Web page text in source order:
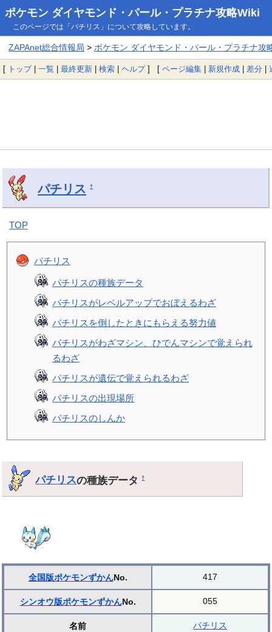
ポケモン ダイヤモンド・パール・プラチナ攻略Wiki
このページでは「パチリス」について攻略しています。
ZAPAnet総合情報局 > ポケモン ダイヤモンド・パール・プラチナ攻
[ トップ| 一覧 | 最終更新 | 検索 | ヘルプ] [ ページ編集 | 新規作成 | 差分 |
パチリス †
TOP
パチリス
パチリスの種族データ
パチリスがレベルアップでおぼえるわざ
パチリスを倒したときにもらえる努力値
パチリスがわざマシン、ひでんマシンで覚えられ
るわざ
パチリスが遺伝で覚えられるわざ
パチリスの出現場所
パチリスのしんか
パチリスの種族データ†
全国版ポケモンずかんNo. 417
シンオウ版ポケモンずかんNo. 055
名前 パチリス